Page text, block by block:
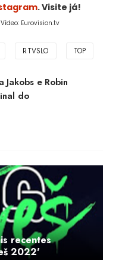
. Visite já!
Eurovision.tv
RTVSLO TOP
Jakobs e Robin
do
recentes
2022'